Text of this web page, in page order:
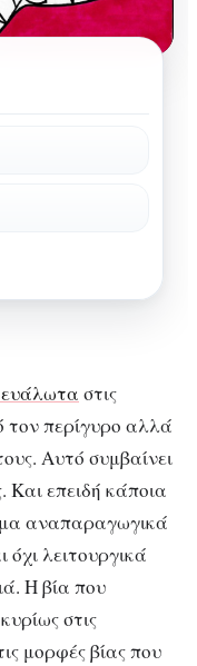
ευάλωτα στις
τον περίγυρο αλλά
Αυτό συμβαίνει
Και επειδή κάποια
αναπαραγωγικά
λειτουργικά
Η βία που
στις
μορφές βίας που